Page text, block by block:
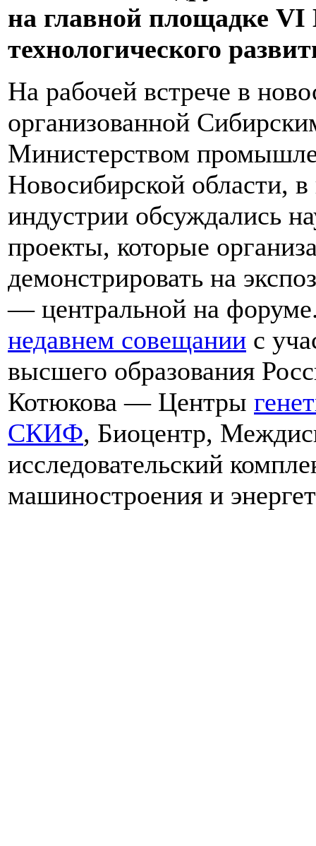
на главной площадке
технологического
На рабочей встрече в
организованной
Министерством
Новосибирской области, в
индустрии обсуждались
проекты, которые
демонстрировать на
— центральной на
недавнем совещании c
высшего образования
Котюкова — Центры
СКИФ, Биоцентр,
исследовательский
машиностроения и